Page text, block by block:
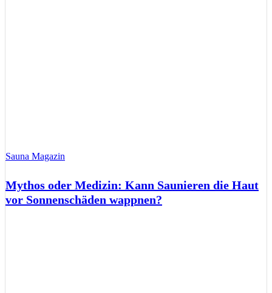
Sauna Magazin
Mythos oder Medizin: Kann Saunieren die Haut
vor Sonnenschäden wappnen?